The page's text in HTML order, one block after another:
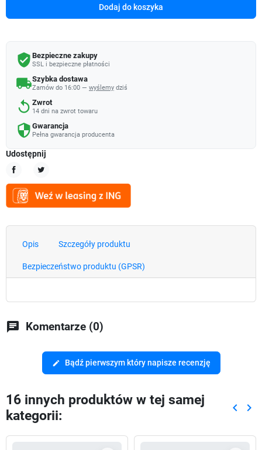
Dodaj do koszyka
verified_user Bezpieczne zakupy
SSL i bezpieczne płatności
local_shippingSzybka dostawa
Zamów do 16:00 — wyślemy dziś
replay Zwrot
14 dni na zwrot towaru
security Gwarancja
Pełna gwarancja producenta
Udostępnij
Opis Szczegóły produktu
Bezpieczeństwo produktu (GPSR)
chat Komentarze (0)
edit Bądź pierwszym który napisze recenzję
16 innych produktów w tej samej
kategorii:
keyboard_arrow_left keyboard_arrow_right